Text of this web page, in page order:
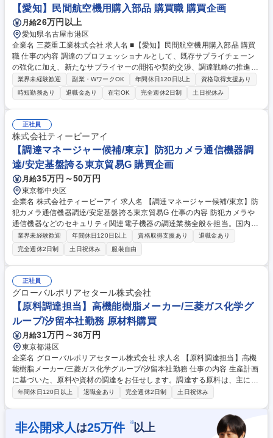
せ対応 ・部門の業績管理業務 募集職種 【調達】サッシ・ドア・エクステ
リアに関する電子部品の調達バイヤー
【愛知】民間航空機用購入部品 購買職 購買企画
月給26万円以上
愛知県名古屋市港区
企業名 三菱重工業株式会社 求人名 ■【愛知】民間航空機用購入部品 購買
職 仕事の内容 調達のプロフェッショナルとして、既存サプライチェーン
の強化に加え、新たなサプライヤーの開拓や契約交渉、調達戦略の推進を
担っていただきます。 社内外の多くの関係者と連携しながら、安定供給と
競争力向上を実現し、事業成長を支える重要な役割を果たしていただくこ
とを期待しています。 【業務詳細】調達担当として、見積取得から価格・
契約交渉、納入管理、支払対応、品質・納期課題の解決まで、調達業務全
般を幅広く担当していただきます。担当するのは数社から十数社のサプラ
イヤーで、社内外の多様な関係者と連携しながら、安定供給と競争力向上
の実現を目指します 募集職種 ■【愛知】民間航空機用購入部品 購買職
業界未経験歓迎 副業・WワークOK 年間休日120日以上
資格取得支援あり
時短勤務あり
退職金あり 在宅OK 完全週休2日制 土日祝休み
正社員
株式会社ティービーアイ
【調達マネージャー候補/東京】防犯カメラ通信機器調
達/安定基盤誇る東京貿易G 購買企画
月給35万円～50万円
東京都中央区
企業名 株式会社ティービーアイ 求人名 【調達マネージャー候補/東京】防
犯カメラ通信機器調達/安定基盤誇る東京貿易G 仕事の内容 防犯カメラや
通信機器などのセキュリティ関連電子機器の調達業務全般を担当。国内仕
入先や海外ベンダーとの価格調整・折衝、発注、適正在庫・倉庫の管理・
運営、サプライヤーとの関係構築などを行います。 (1)セキュリティ機
器・通信機器などの調達業務・発注 (2)海外ベンダー・国内仕入先との折
衝・価格調整 (3)適正在庫の維持、在庫商品の管理・棚卸 (4)社内外の物流
管理、委託先倉庫の管理・運営 (5)サプライヤーとの関係構築・調達改善
★仕入れから在庫・物流管理まで一貫して携わり、会社全体のモノの流れ
を俯瞰できるポジション。将来はマネージャーとして組織運営もお任せし
ます。 募集職種 【調達マネージャー候補/東京】防犯カメラ通信機器調達/
安定基盤誇る東京貿易G
業界未経験歓迎 年間休日120日以上 資格取得支援あり
退職金あり
完全週休2日制
土日祝休み 服装自由
正社員
グローバルポリアセタール株式会社
【原料調達担当】高機能樹脂メーカー/三菱ガス化学グ
ループ/汐留本社勤務 原材料購買
月給31万円～36万円
東京都港区
企業名 グローバルポリアセタール株式会社 求人名 【原料調達担当】高機
能樹脂メーカー/三菱ガス化学グループ/汐留本社勤務 仕事の内容 生産計画
に基づいた、原料や資材の調達をお任せします。調達する原料は、主に汎
用合成樹脂や化学品です。当社では金属の代替素材としても知られる、軽
プライヤーへの発注。 ■納期管理。 ■支払管理、価格交渉等。 ■年間の調
達予算の作成。 ■海外に在る生産工場への原料等の手配。 募集職種 【原
料調達担当】高機能樹脂メーカー/三菱ガス化学グループ/汐留本社勤務
年間休日120日以上 退職金あり 完全週休2日制 土日祝休み
非公開求人 は25万件 ※以上